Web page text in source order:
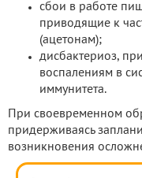
сбои в работе
приводящие к
(ацетонам);
дисбактериоз,
воспалениям в
иммунитета.
При своевременном
придерживаясь
возникновения